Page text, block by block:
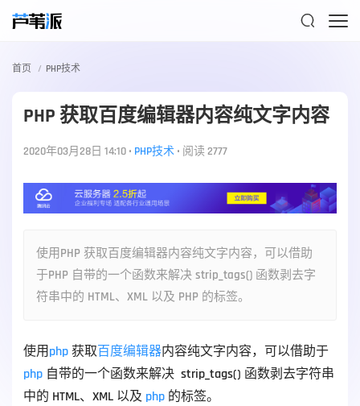

首页 PHP技术
PHP 获取百度编辑器内容纯文字内容
2020年03月28日 14:10 • PHP技术 • 阅读 2777
使用PHP 获取百度编辑器内容纯文字内容，可以借助
于PHP 自带的一个函数来解决 strip_tags() 函数剥去字
符串中的 HTML、XML 以及 PHP 的标签。
使用php 获取百度编辑器内容纯文字内容，可以借助于
php 自带的一个函数来解决  strip_tags() 函数剥去字符串
中的 HTML、XML 以及 php 的标签。